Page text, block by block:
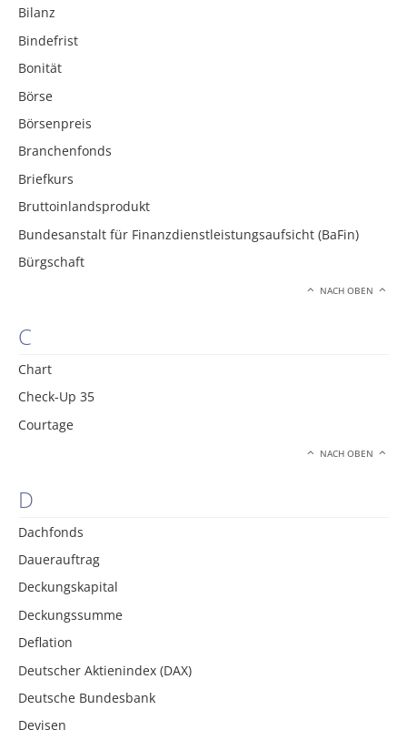
Bilanz
Bindefrist
Bonität
Börse
Börsenpreis
Branchenfonds
Briefkurs
Bruttoinlandsprodukt
Bundesanstalt für Finanzdienstleistungsaufsicht (BaFin)
Bürgschaft
NACH OBEN
C
Chart
Check-Up 35
Courtage
NACH OBEN
D
Dachfonds
Dauerauftrag
Deckungskapital
Deckungssumme
Deflation
Deutscher Aktienindex (DAX)
Deutsche Bundesbank
Devisen